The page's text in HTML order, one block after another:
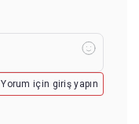
Yorum için giriş yapın